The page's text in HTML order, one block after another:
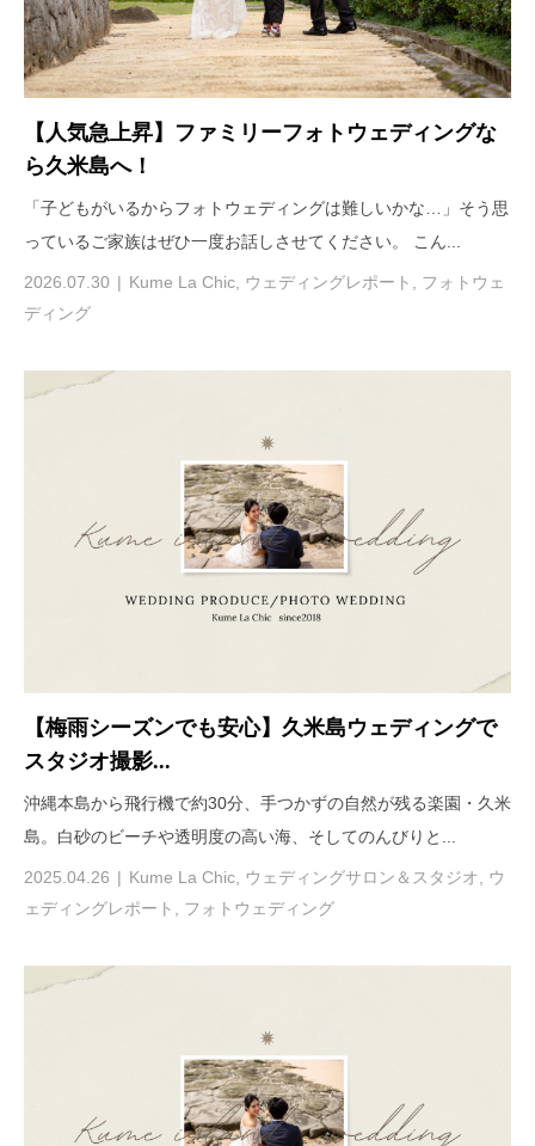
【人気急上昇】ファミリーフォトウェディングな
ら久米島へ！
「子どもがいるからフォトウェディングは難しいかな…」そう思
っているご家族はぜひ一度お話しさせてください。 こん...
2026.07.30 Kume La Chic ウェディングレポート
フォトウェ
ディング
【梅雨シーズンでも安心】久米島ウェディングで
スタジオ撮影...
沖縄本島から飛行機で約30分、手つかずの自然が残る楽園・久米
島。白砂のビーチや透明度の高い海、そしてのんびりと...
2025.04.26 Kume La Chic, ウェディングサロン＆スタジオ, ウ
ェディングレポート , フォトウェディング